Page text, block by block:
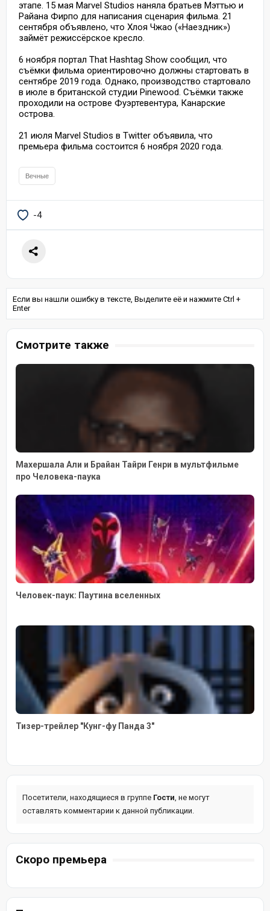
этапе. 15 мая Marvel Studios наняла братьев Мэттью и
Райана Фирпо для написания сценария фильма. 21
сентября объявлено, что Хлоя Чжао («Наездник»)
займёт режиссёрское кресло.
6 ноября портал That Hashtag Show сообщил, что
съёмки фильма ориентировочно должны стартовать в
сентябре 2019 года. Однако, производство стартовало
в июле в британской студии Pinewood. Съёмки также
проходили на острове Фуэртевентура, Канарские
острова.
21 июля Marvel Studios в Twitter объявила, что
премьера фильма состоится 6 ноября 2020 года.
Вечные
-4
Если вы нашли ошибку в тексте, Выделите её и нажмите Ctrl +
Enter
Смотрите также
Махершала Али и Брайан Тайри Генри в мультфильме
про Человека-паука
Человек-паук: Паутина вселенных
Тизер-трейлер "Кунг-фу Панда 3"
Посетители, находящиеся в группе Гости , не могут
оставлять комментарии к данной публикации.
Скоро премьера